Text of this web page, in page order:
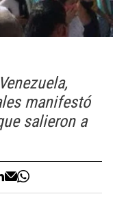
manifestó
salieron a